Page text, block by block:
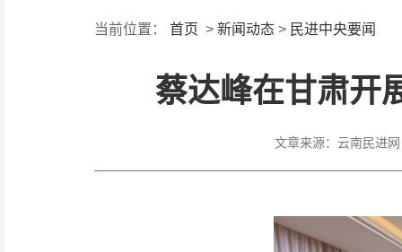
当前位置： 首页 > 新闻动态 > 民进中央要闻
蔡达峰在甘肃开
文章来源： 云南民进网